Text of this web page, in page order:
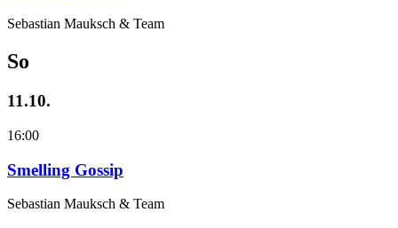
Sebastian Mauksch & Team
So
11.10.
16:00
Smelling Gossip
Sebastian Mauksch & Team